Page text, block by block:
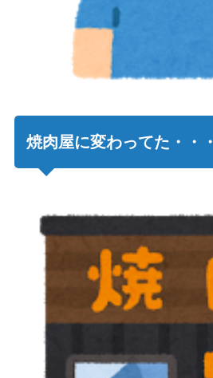
焼肉屋に変わってた・・・